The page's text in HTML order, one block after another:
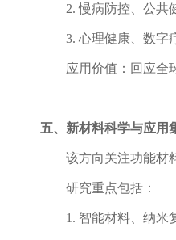
2.慢病防控、公共
3. 心理健康、数字
应用价值：回应全
五、新材料科学与应用
该方向关注功能材
研究重点包括：
1. 智能材料、纳米